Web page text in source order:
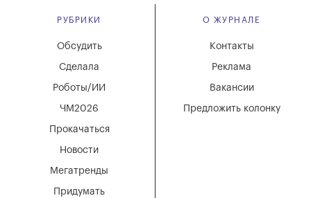
РУБРИКИ
Мегатренды
Придумать
Новости
Обсудить
Сделала
Роботы/ИИ
ЧМ2026
Прокачаться
О ЖУРНАЛЕ
Вакансии
Реклама
Контакты
Предложить колонку